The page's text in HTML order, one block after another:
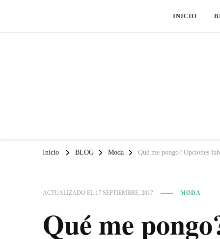
INICIO
Inicio BLOG Moda Qué me pongo? Opciones
ACTUALIZADO EL 17 SEPTIEMBRE, 2017 MODA
Qué me